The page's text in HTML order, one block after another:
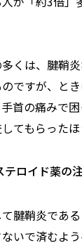
くは、腱鞘
ですが、と
首の痛みで
てもらったほ
テロイド薬の
腱鞘炎であ
いで済むよ